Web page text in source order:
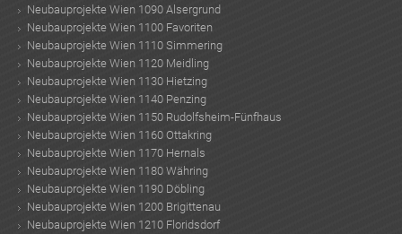
Neubauprojekte Wien 1090 Alsergrund
Neubauprojekte Wien 1100 Favoriten
Neubauprojekte Wien 1110 Simmering
Neubauprojekte Wien 1120 Meidling
Neubauprojekte Wien 1130 Hietzing
Neubauprojekte Wien 1140 Penzing
Neubauprojekte Wien 1150 Rudolfsheim-Fünfhaus
Neubauprojekte Wien 1160 Ottakring
Neubauprojekte Wien 1170 Hernals
Neubauprojekte Wien 1180 Währing
Neubauprojekte Wien 1190 Döbling
Neubauprojekte Wien 1200 Brigittenau
Neubauprojekte Wien 1210 Floridsdorf